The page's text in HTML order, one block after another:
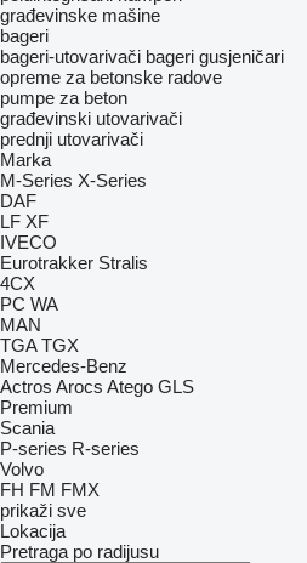
građevinske mašine
bageri
bageri-utovarivači bageri gusjeničari
opreme za betonske radove
pumpe za beton
građevinski utovarivači
prednji utovarivači
Marka
M-Series X-Series
DAF
LF XF
IVECO
Eurotrakker Stralis
4CX
PC WA
MAN
TGA TGX
Mercedes-Benz
Actros Arocs Atego GLS
Premium
Scania
P-series R-series
Volvo
FH FM FMX
prikaži sve
Lokacija
Pretraga po radijusu